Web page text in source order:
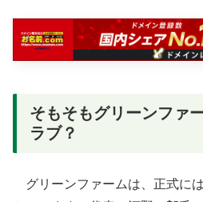
そもそもグリーンファ
ラブ？
グリーンファームは、正式に